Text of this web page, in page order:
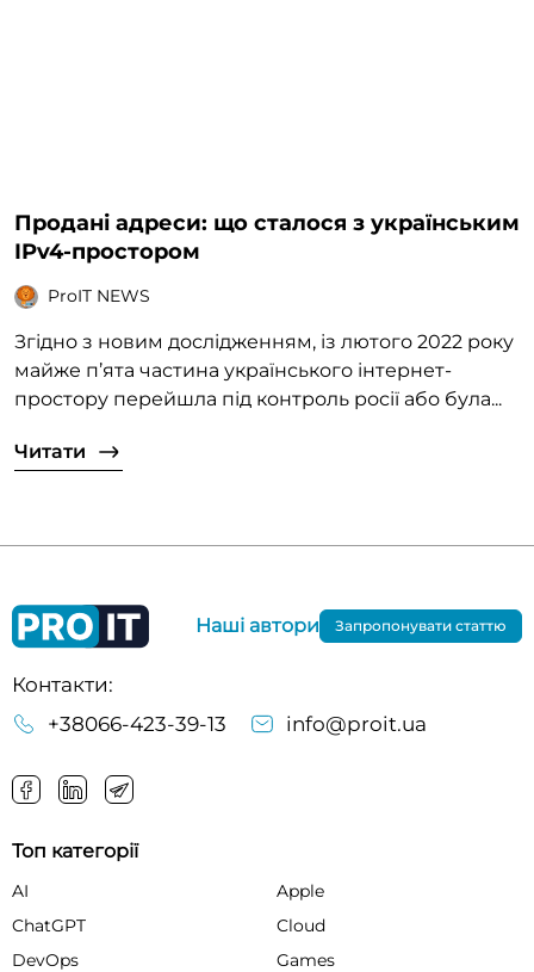
Продані адреси: що сталося з українським
IPv4-простором
ProIT NEWS
Згідно з новим дослідженням, із лютого 2022 року
майже п’ята частина українського інтернет-
простору перейшла під контроль росії або була...
Читати
Контакти:
+38066-423-39-13
info@proit.ua
Наші автори Запропонувати статтю
Топ категорії
AI
Apple
ChatGPT
Cloud
DevOps
Games